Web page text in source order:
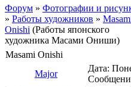
Форум » Фотографии и
» Работы художников »
Onishi (Работы японского
художника Масами Ониши)
Masami Onishi
Major
Дата: